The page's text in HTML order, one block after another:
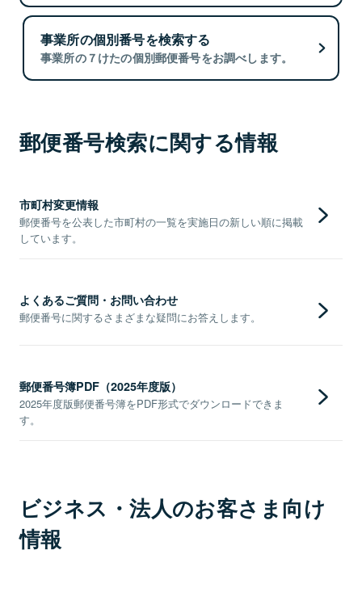
事業所の個別番号を検索する
事業所の７けたの個別郵便番号をお調べします。
郵便番号検索に関する情報
市町村変更情報
郵便番号を公表した市町村の一覧を実施日の新しい順に掲載
しています。
よくあるご質問・お問い合わせ
郵便番号に関するさまざまな疑問にお答えします。
郵便番号簿PDF（2025年度版）
2025年度版郵便番号簿をPDF形式でダウンロードできま
す。
ビジネス・法人のお客さま向け
情報